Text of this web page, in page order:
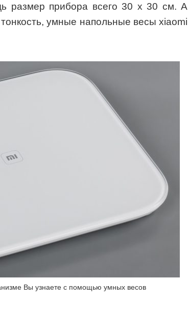
размер прибора всего 30 х 30 см. А
умные напольные весы xiaomi
Вы узнаете с помощью умных весов